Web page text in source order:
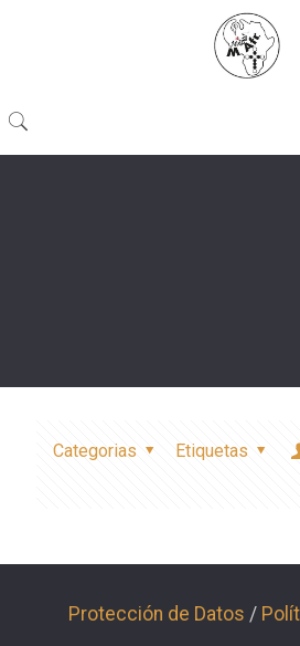
Categorias Etiquetas
Protección de Datos /